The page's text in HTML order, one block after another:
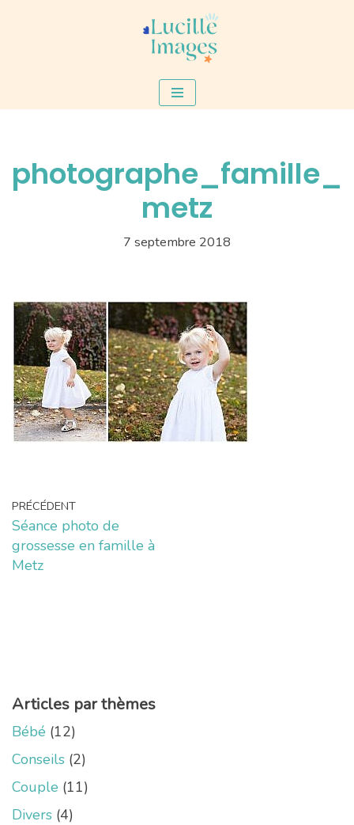
photographe_famille_
metz
7 septembre 2018
PRÉCÉDENT
Séance photo de
grossesse en famille à
Metz
Articles par thèmes
Bébé (12)
Conseils (2)
Couple (11)
Divers (4)